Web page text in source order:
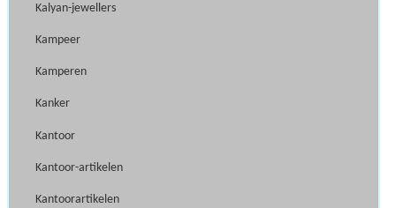
Kalyan-jewellers
Kampeer
Kamperen
Kanker
Kantoor
Kantoor-artikelen
Kantoorartikelen